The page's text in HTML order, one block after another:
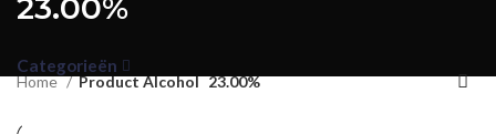
23.00%
Categorieën
Home Product Alcohol 23.00%